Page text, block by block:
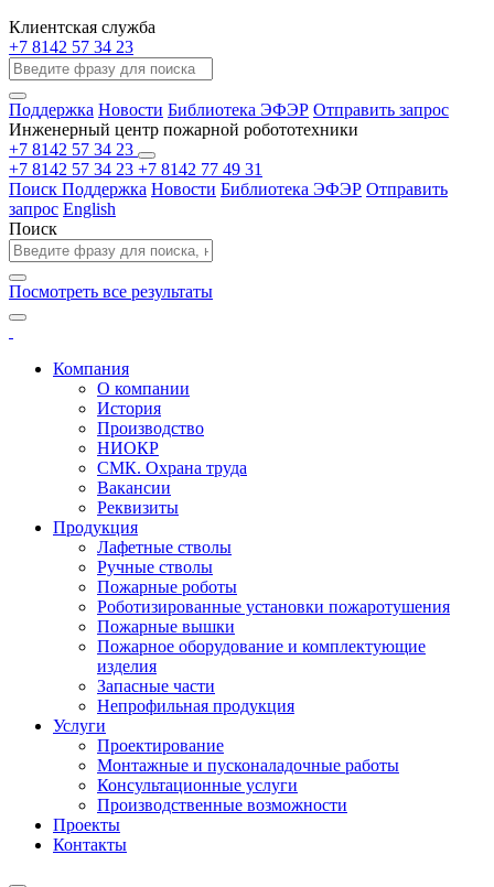
Клиентская служба
+7 8142 57 34 23
Поддержка Новости Библиотека ЭФЭР Отправить запрос
Инженерный центр пожарной робототехники
+7 8142 57 34 23
+7 8142 57 34 23 +7 8142 77 49 31
Поиск Поддержка Новости Библиотека ЭФЭР Отправить
запрос English
Поиск
Посмотреть все результаты
Компания
О компании
История
Производство
НИОКР
СМК. Охрана труда
Вакансии
Реквизиты
Продукция
Лафетные стволы
Ручные стволы
Пожарные роботы
Роботизированные установки пожаротушения
Пожарные вышки
Пожарное оборудование и комплектующие
изделия
Запасные части
Непрофильная продукция
Услуги
Проектирование
Монтажные и пусконаладочные работы
Консультационные услуги
Производственные возможности
Проекты
Контакты